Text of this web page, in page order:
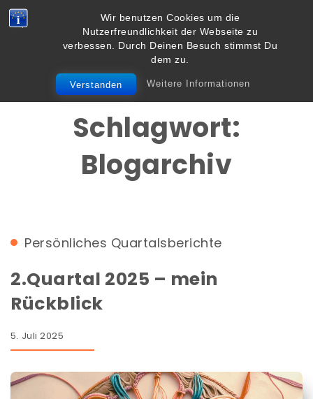
Wir benutzen Cookies um die
Nutzerfreundlichkeit der Webseite zu
verbessen. Durch Deinen Besuch stimmst Du
dem zu.
Verstanden Weitere Informationen
Skip to content
Vielbegabt.de
Toggle
navigation
Schlagwort:
Blogarchiv
Persönliches Quartalsberichte
2.Quartal 2025 – mein
Rückblick
5. Juli 2025